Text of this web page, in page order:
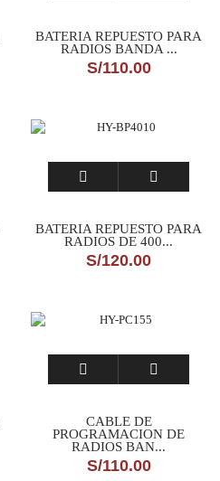
BATERIA REPUESTO PARA
RADIOS BANDA ...
S/110.00
BATERIA REPUESTO PARA
RADIOS DE 400...
S/120.00
CABLE DE
PROGRAMACION DE
RADIOS BAN...
S/110.00